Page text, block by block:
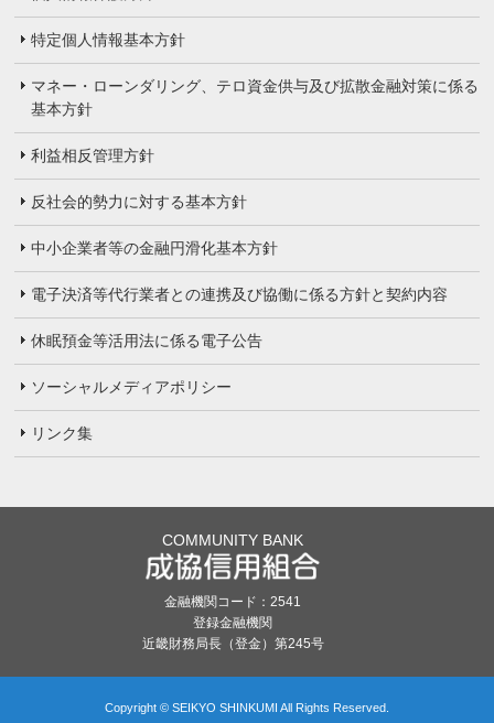
特定個人情報基本方針
マネー・ローンダリング、テロ資金供与及び拡散金融対策に係る
基本方針
利益相反管理方針
反社会的勢力に対する基本方針
中小企業者等の金融円滑化基本方針
電子決済等代行業者との連携及び協働に係る方針と契約内容
休眠預金等活用法に係る電子公告
ソーシャルメディアポリシー
リンク集
COMMUNITY BANK
金融機関コード：2541
登録金融機関
近畿財務局長（登金）第245号
Copyright © SEIKYO SHINKUMI All Rights Reserved.